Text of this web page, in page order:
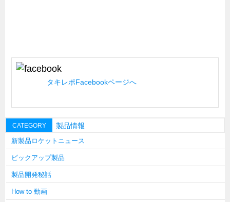
光る技術！未来へのモノづくり
ちょっとユニークなお客様
ECOLOGY NEWS SCRAMBLE
わが街わが支店
支店所在地（歴史探訪）
ニッポン再発見
あれこれWATCH
タキレポFacebookページへ
CATEGORY 製品情報
新製品ロケットニュース
ピックアップ製品
製品開発秘話
How to 動画